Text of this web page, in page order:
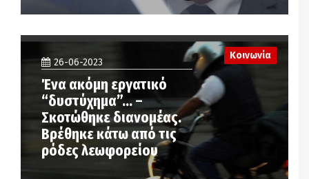
26-06-2023
Ένα ακόμη εργατικό
“δυστύχημα”… –
Σκοτώθηκε διανομέας.
Βρέθηκε κάτω από τις
ρόδες λεωφορείου
Κοινωνία